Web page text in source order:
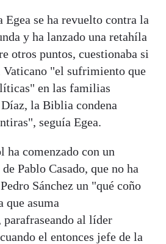
Egea se ha revuelto contra la
y ha lanzado una retahíla
otros puntos, cuestionaba si
Vaticano "el sufrimiento que
en las familias
la Biblia condena
seguía Egea.
ha comenzado con un
Pablo Casado, que no ha
Sánchez un "qué coño
que asuma
parafraseando al líder
el entonces jefe de la